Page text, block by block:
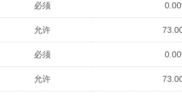
必须
允许
必须
允许